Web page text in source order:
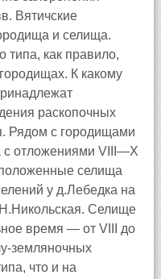
Вятичские
и селища.
типа, как правило,
К какому
раскопочных
Рядом с городищами
с отложениями VIII—X
селища
у д.Лебедка на
Селище
время — от VIII до
земляночных
что и на